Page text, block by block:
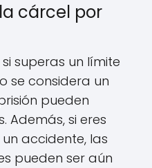
cárcel por
superas un límite
se considera un
pueden
Además, si eres
accidente, las
pueden ser aún